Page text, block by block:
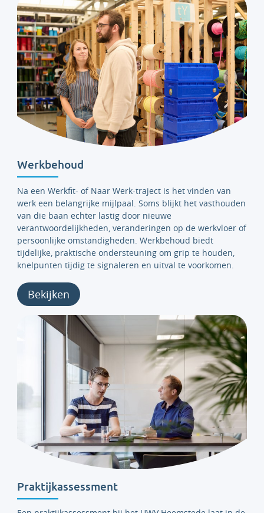
Werkbehoud
Na een Werkfit- of Naar Werk-traject is het vinden van
werk een belangrijke mijlpaal. Soms blijkt het vasthouden
van die baan echter lastig door nieuwe
verantwoordelijkheden, veranderingen op de werkvloer of
persoonlijke omstandigheden. Werkbehoud biedt
tijdelijke, praktische ondersteuning om grip te houden,
knelpunten tijdig te signaleren en uitval te voorkomen.
Bekijken
Praktijkassessment